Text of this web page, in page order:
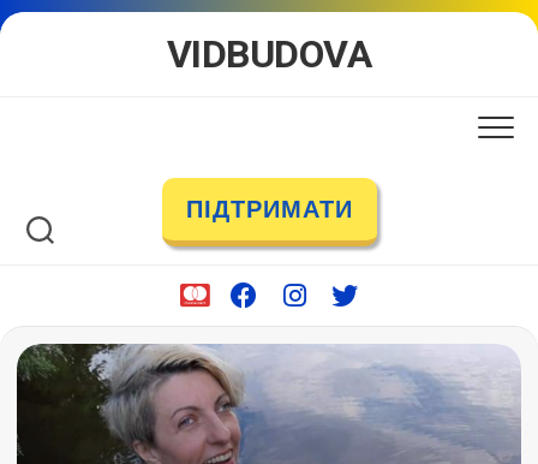
Skip
VIDBUDOVA
ПІДТРИМАТИ